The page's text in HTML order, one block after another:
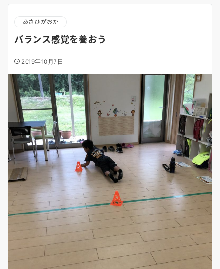
あさひがおか
バランス感覚を養おう
2019年10月7日